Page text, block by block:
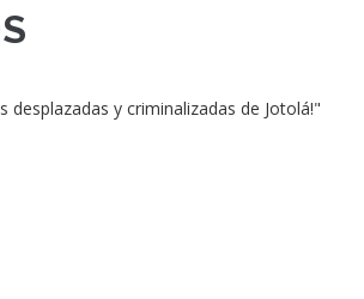
y criminalizadas de Jotolá!"